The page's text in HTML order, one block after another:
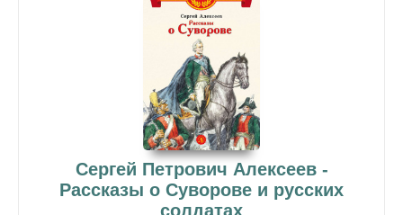
Сергей Петрович Алексеев -
Рассказы о Суворове и русских
солдатах